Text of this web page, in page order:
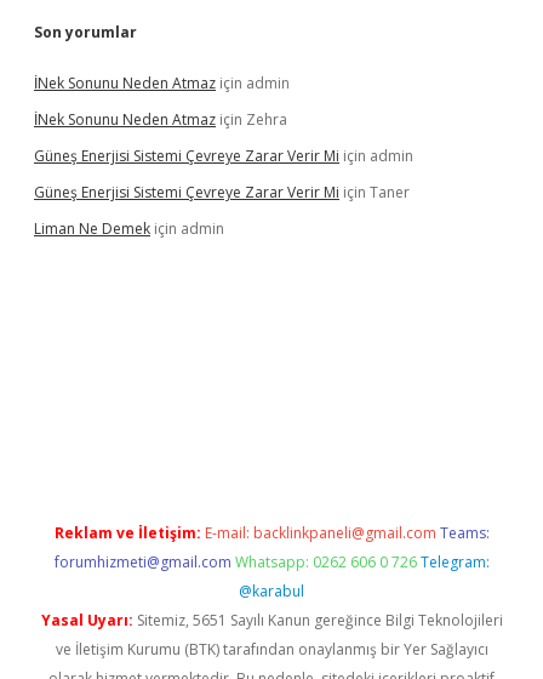
Son yorumlar
İNek Sonunu Neden Atmaz için admin
İNek Sonunu Neden Atmaz için Zehra
Güneş Enerjisi Sistemi Çevreye Zarar Verir Mi için admin
Güneş Enerjisi Sistemi Çevreye Zarar Verir Mi için Taner
Liman Ne Demek için admin
Reklam ve İletişim: E-mail: backlinkpaneli@gmail.com Teams:
forumhizmeti@gmail.com Whatsapp: 0262 606 0 726 Telegram:
@karabul
Yasal Uyarı: Sitemiz, 5651 Sayılı Kanun gereğince Bilgi Teknolojileri
ve İletişim Kurumu (BTK) tarafından onaylanmış bir Yer Sağlayıcı